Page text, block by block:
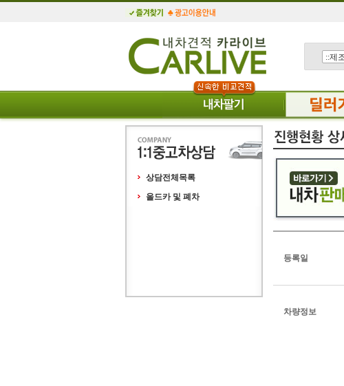
상담전체목록
올드카 및 폐차
등록일
차량정보